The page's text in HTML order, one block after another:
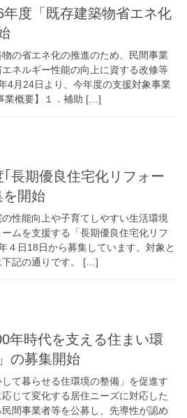
度「既存建築物省エネ化
の省エネ化の推進のため、民間事業
ネルギー性能の向上に資する改修等
4月24日より、今年度の支援対象事業
業概要】１．補助 […]
長期優良住宅化リフォー
を開始
性能向上や子育てしやすい生活環境
ムを支援する「長期優良住宅化リフ
４日18日から募集しています。対象と
下記の通りです。 […]
年時代を支える住まい環
の募集開始
て暮らせる住環境の整備」を促進す
じて変化する居住ニーズに対応した
間事業者等を公募し、先導性が認め